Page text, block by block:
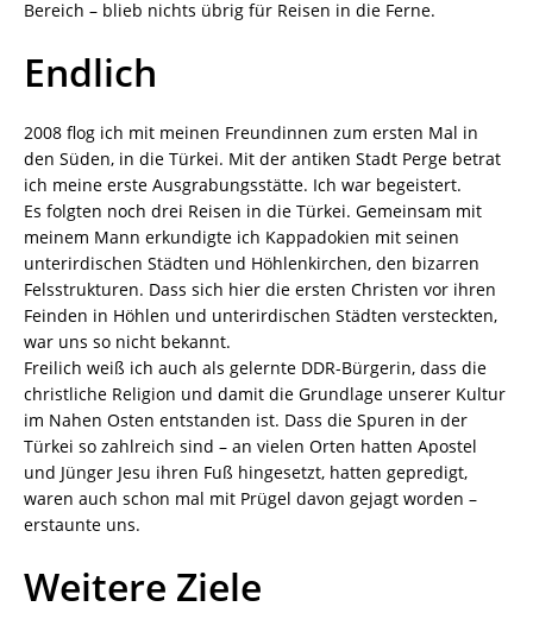
Bereich – blieb nichts übrig für Reisen in die Ferne.
Endlich
2008 flog ich mit meinen Freundinnen zum ersten Mal in
den Süden, in die Türkei. Mit der antiken Stadt Perge betrat
ich meine erste Ausgrabungsstätte. Ich war begeistert.
Es folgten noch drei Reisen in die Türkei. Gemeinsam mit
meinem Mann erkundigte ich Kappadokien mit seinen
unterirdischen Städten und Höhlenkirchen, den bizarren
Felsstrukturen. Dass sich hier die ersten Christen vor ihren
Feinden in Höhlen und unterirdischen Städten versteckten,
war uns so nicht bekannt.
Freilich weiß ich auch als gelernte DDR-Bürgerin, dass die
christliche Religion und damit die Grundlage unserer Kultur
im Nahen Osten entstanden ist. Dass die Spuren in der
Türkei so zahlreich sind – an vielen Orten hatten Apostel
und Jünger Jesu ihren Fuß hingesetzt, hatten gepredigt,
waren auch schon mal mit Prügel davon gejagt worden –
erstaunte uns.
Weitere Ziele